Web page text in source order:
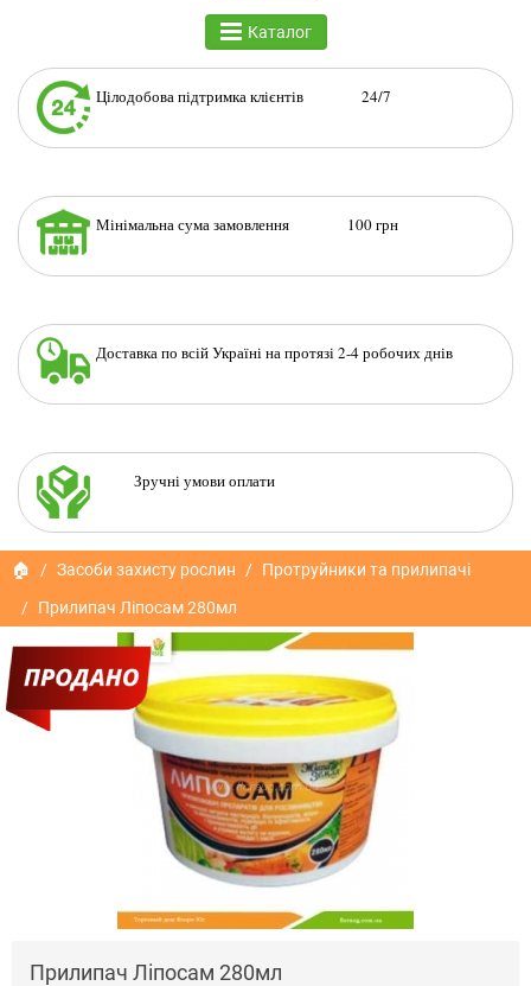
Каталог
Цілодобова підтримка клієнтів 24/7
Мінімальна сума замовлення 100 грн
Доставка по всій Україні на протязі 2-4 робочих днів
Зручні умови оплати
🏠 Засоби захисту рослин
Протруйники та прилипачі
Прилипач Ліпосам 280мл
Прилипач Ліпосам 280мл